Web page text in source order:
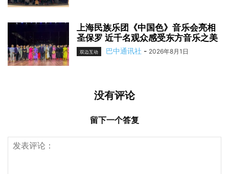
上海民族乐团《中国色》音乐会亮相
圣保罗 近千名观众感受东方音乐之美
双边互动 巴中通讯社 - 2026年8月1日
没有评论
留下一个答复